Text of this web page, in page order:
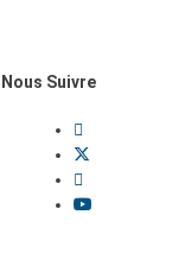
Nous Suivre